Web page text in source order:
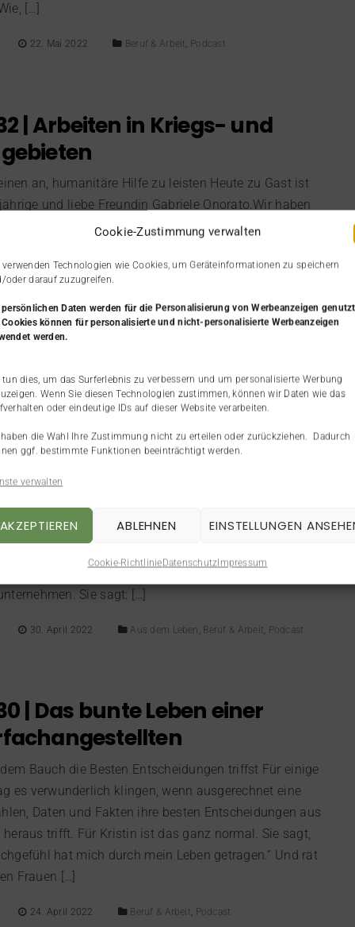
Cookie-Zustimmung verwalten
verwenden Technologien wie Cookies, um Geräteinformationen zu speichern
oder darauf zuzugreifen.
persönlichen Daten werden für die Personalisierung von Werbeanzeigen
Cookies können für personalisierte und nicht-personalisierte Werbeanzeigen
werden.
tun dies, um das Surferlebnis zu verbessern und um personalisierte Werbung
Wenn Sie diesen Technologien zustimmen, können wir Daten wie das
oder eindeutige IDs auf dieser Website verarbeiten.
haben die Wahl Ihre Zustimmung nicht zu erteilen oder zurückziehen. Dadurch
ggf. bestimmte Funktionen beeinträchtigt werden.
verwalten
AKZEPTIEREN ABLEHNEN EINSTELLUNGEN
Cookie-RichtlinieDatenschutzImpressum
[…]
22. Mai 2022 Beruf & Arbeit, Podcast
| Arbeiten in Kriegs- und
an, humanitäre Hilfe zu leisten Heute zu Gast ist
und liebe Freundin Gabriele Onorato.Wir haben
kennen gelernt und daraus ist ein tiefe
entstanden. Als unsere Zusammenarbeit beginnt,
gerade aus ihrem Studium und möchte Erfahrungen in
sammeln. Doch ihre eigentliche Leidenschaft und […]
15. Mai 2022 Beruf & Arbeit,Podcast
| Karrierechancen ohne
ich bin zu alt, ich bin Quereinsteigerin … Kein
Wolff arbeitet als Headhunterin in der
Ursprünglich lernt sie in der Krankenkasse
Schnell merkt sie
sie in den Vertrieb möchte. Als sie dort nicht
wird, geht sie als Disponentin zu einem
Sie sagt: […]
30. April 2022 Aus dem Leben Beruf & Arbeit Podcast
| Das bunte Leben einer
Bauch die Besten Entscheidungen triffst Für einige
es verwunderlich klingen, wenn ausgerechnet eine
Daten und Fakten ihre besten Entscheidungen aus
heraus trifft. Für Kristin ist das ganz normal. Sie sagt,
hat mich durch mein Leben getragen.“ Und rät
Frauen […]
24. April 2022 Beruf & Arbeit Podcast